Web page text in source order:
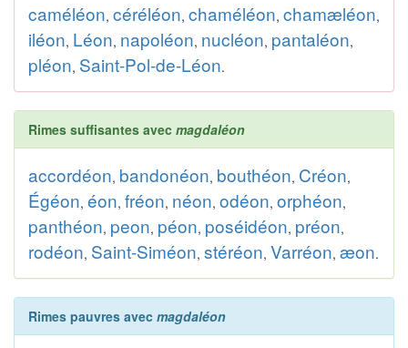
caméléon, céréléon, chaméléon, chamæléon,
iléon, Léon, napoléon, nucléon, pantaléon,
pléon, Saint-Pol-de-Léon.
Rimes suffisantes avec magdaléon
accordéon, bandonéon, bouthéon, Créon,
Égéon, éon, fréon, néon, odéon, orphéon,
panthéon, peon, péon, poséidéon, préon,
rodéon, Saint-Siméon, stéréon, Varréon, æon.
Rimes pauvres avec magdaléon